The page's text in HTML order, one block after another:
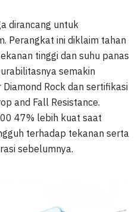
dirancang untuk
Perangkat ini diklaim tahan
tinggi dan suhu panas
semakin
Rock dan sertifikasi
and Fall Resistance.
47% lebih kuat saat
terhadap tekanan serta
sebelumnya.